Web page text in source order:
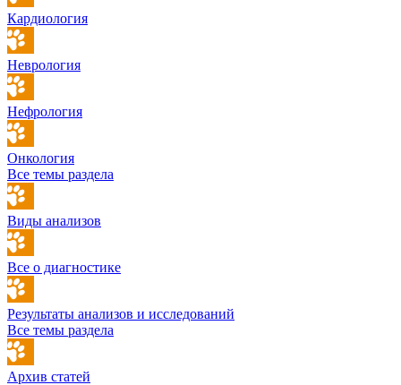
Кардиология
Неврология
Нефрология
Онкология
Все темы раздела
Виды анализов
Все о диагностике
Результаты анализов и исследований
Все темы раздела
Архив статей